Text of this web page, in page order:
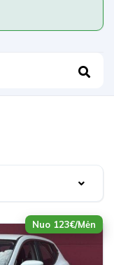
Nuo 123€/Mėn